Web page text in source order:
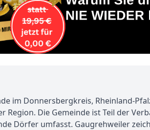
im Donnersbergkreis, Rheinland-
Region. Die Gemeinde ist Teil der
Dörfer umfasst. Gaugrehweiler